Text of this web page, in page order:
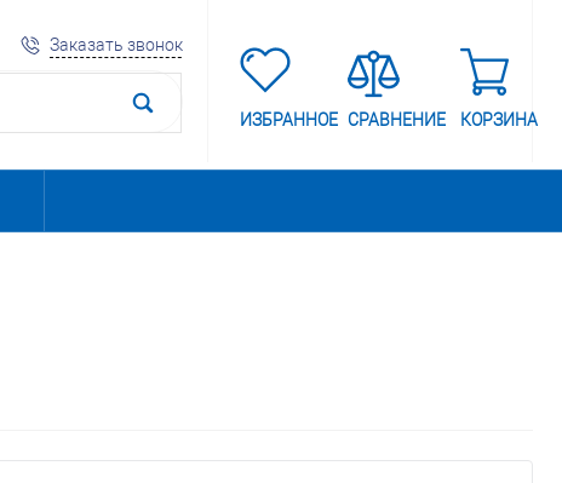
Заказать звонок
ИЗБРАННОЕ СРАВНЕНИЕ КОРЗИНА